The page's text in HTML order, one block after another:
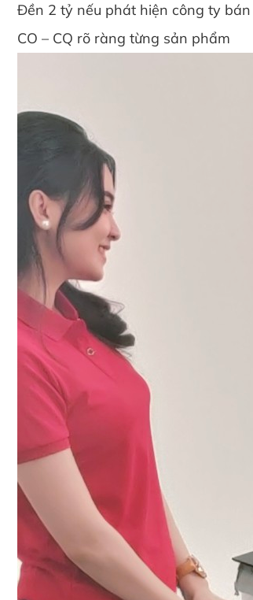
Đền 2 tỷ nếu phát hiện công ty
CO – CQ rõ ràng từng sản phẩm